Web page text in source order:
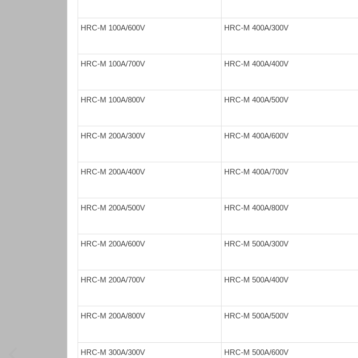
HRC-M 100A/600V HRC-M 400A/300V
HRC-M 100A/700V HRC-M 400A/400V
HRC-M 100A/800V HRC-M 400A/500V
HRC-M 200A/300V HRC-M 400A/600V
HRC-M 200A/400V HRC-M 400A/700V
HRC-M 200A/500V HRC-M 400A/800V
HRC-M 200A/600V HRC-M 500A/300V
HRC-M 200A/700V HRC-M 500A/400V
HRC-M 200A/800V HRC-M 500A/500V
HRC-M 300A/300V HRC-M 500A/600V